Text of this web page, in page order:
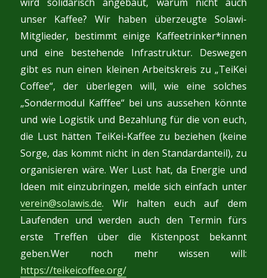
wird solidarisch angebaut, warum nicht auch
unser Kaffee? Wir haben überzeugte Solawi-
Mitglieder, bestimmt einige Kaffeetrinker*innen
und eine bestehende Infrastruktur. Deswegen
gibt es nun einen kleinen Arbeitskreis zu „TeiKei
Coffee“, der überlegen will, wie eine solches
„Sondermodul Kafffee“ bei uns aussehen könnte
und wie Logistik und Bezahlung für die von euch,
die Lust hätten TeiKei-Kaffee zu beziehen (keine
Sorge, das kommt nicht in den Standardanteil), zu
organisieren wäre. Wer Lust hat, da Energie und
Ideen mit einzubringen, melde sich einfach unter
verein@solawis.de. Wir halten euch auf dem
Laufenden und werden auch den Termin fürs
erste Treffen über die Kistenpost bekannt
geben.Wer noch mehr wissen will:
https://teikeicoffee.org/